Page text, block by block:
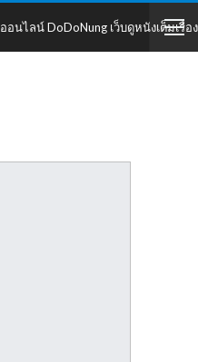
ไลน์ DoDoNung เว็บดูหนังเต็มเรื่อง